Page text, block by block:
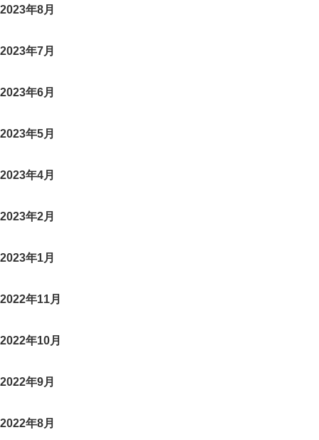
2023年8月
2023年7月
2023年6月
2023年5月
2023年4月
2023年2月
2023年1月
2022年11月
2022年10月
2022年9月
2022年8月